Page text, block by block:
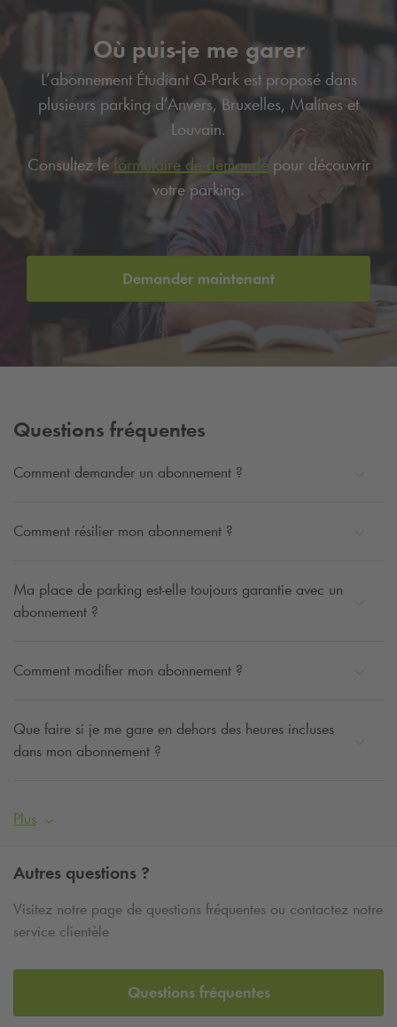
Où puis-je me garer
L’abonnement Étudiant Q-Parkest proposé dans
plusieurs parking d’Anvers, Bruxelles, Malines et
Louvain.
Consultez le formulaire de demandepour découvrir
votre parking.
Demander maintenant
Questions fréquentes
Comment demander un abonnement ?
Comment résilier mon abonnement ?
Ma place de parking est-elle toujours garantie avec un
abonnement ?
Comment modifier mon abonnement ?
Que faire si je me gare en dehors des heures incluses
dans mon abonnement ?
Plus
Autres questions ?
Visitez notre page de questions fréquentes ou contactez notre
service clientèle
Questions fréquentes